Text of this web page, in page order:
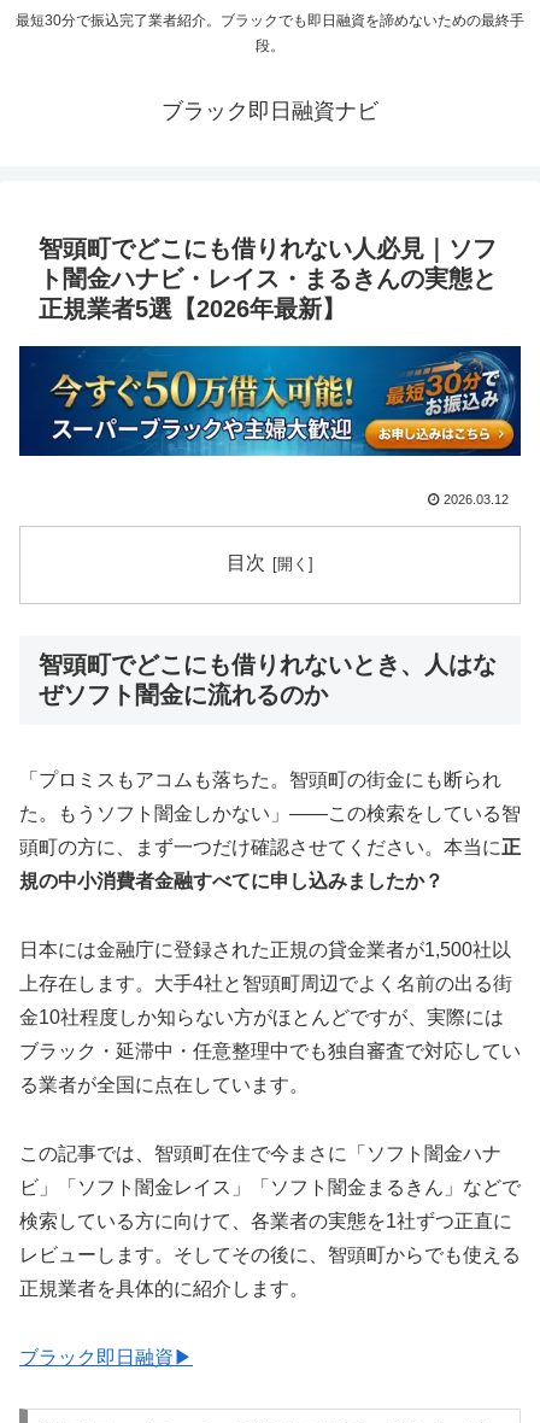
最短30分で振込完了業者紹介。ブラックでも即日融資を諦めないための最終手
段。
ブラック即日融資ナビ
智頭町でどこにも借りれない人必見｜ソフ
ト闇金ハナビ・レイス・まるきんの実態と
正規業者5選【2026年最新】
2026.03.12
目次
智頭町でどこにも借りれないとき、人はな
ぜソフト闇金に流れるのか
「プロミスもアコムも落ちた。智頭町の街金にも断られ
た。もうソフト闇金しかない」——この検索をしている智
頭町の方に、まず一つだけ確認させてください。本当に正
規の中小消費者金融すべてに申し込みましたか？
日本には金融庁に登録された正規の貸金業者が1,500社以
上存在します。大手4社と智頭町周辺でよく名前の出る街
金10社程度しか知らない方がほとんどですが、実際には
ブラック・延滞中・任意整理中でも独自審査で対応してい
る業者が全国に点在しています。
この記事では、智頭町在住で今まさに「ソフト闇金ハナ
ビ」「ソフト闇金レイス」「ソフト闇金まるきん」などで
検索している方に向けて、各業者の実態を1社ずつ正直に
レビューします。そしてその後に、智頭町からでも使える
正規業者を具体的に紹介します。
ブラック即日融資▶